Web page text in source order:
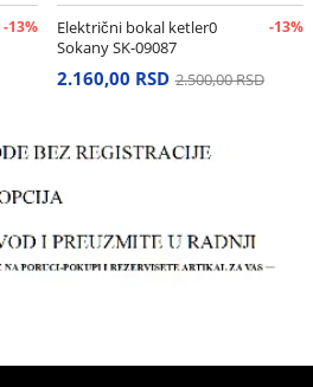
-13%
Električni bokal ketler0
Sokany SK-09087
-13%
2.160,00 RSD 2.500,00 RSD